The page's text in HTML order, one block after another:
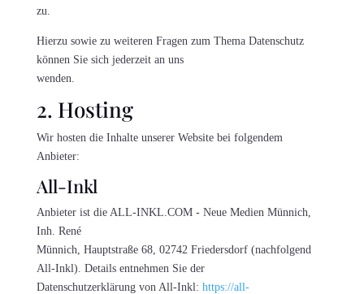
zu.
Hierzu sowie zu weiteren Fragen zum Thema Datenschutz
können Sie sich jederzeit an uns
wenden.
2. Hosting
Wir hosten die Inhalte unserer Website bei folgendem
Anbieter:
All-Inkl
Anbieter ist die ALL-INKL.COM - Neue Medien Münnich,
Inh. René
Münnich, Hauptstraße 68, 02742 Friedersdorf (nachfolgend
All-Inkl). Details entnehmen Sie der
Datenschutzerklärung von All-Inkl: https://all-